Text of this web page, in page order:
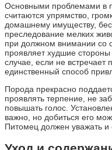
Основными проблемами в
считаются упрямство,
домашнему имуществу,
преследование мелких
при должном внимании со
проявляет худшие стороны
случае, если не встречает
единственный способ
Порода прекрасно
проявлять терпение, не
повышать голос.
важно, но добиться его
Питомец должен уважать и